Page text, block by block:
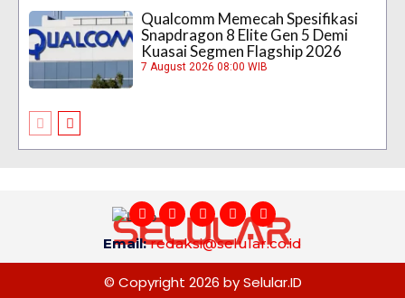
Qualcomm Memecah Spesifikasi
Snapdragon 8 Elite Gen 5 Demi
Kuasai Segmen Flagship 2026
7 August 2026 08:00 WIB
Email:redaksi@selular.co.id
© Copyright 2026 by Selular.ID